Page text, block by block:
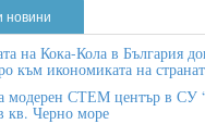
новини
на Кока-Кола в България
към икономиката на
модерен СТЕМ център в СУ
кв. Черно море